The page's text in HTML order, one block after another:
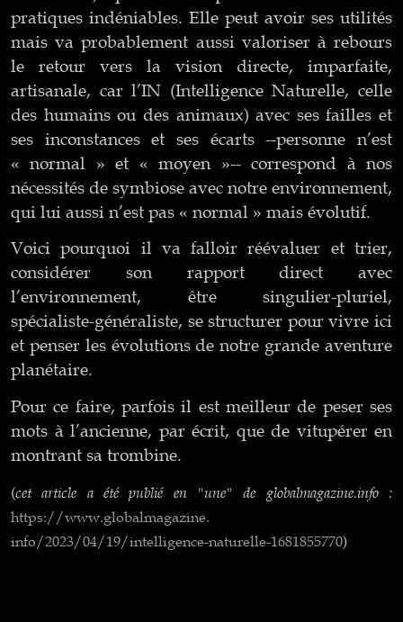
pratiques indéniables. Elle peut avoir ses utilités
mais va probablement aussi valoriser à rebours
le retour vers la vision directe, imparfaite,
artisanale, car l’IN (Intelligence Naturelle, celle
des humains ou des animaux)avec ses failles et
ses inconstances et ses écarts --personne n’est
« normal » et « moyen »-- correspond à nos
nécessités de symbiose avec notre environnement,
qui lui aussi n’est pas « normal » mais évolutif.
Voici pourquoi il va falloir réévaluer et trier,
considérer son rapport direct avec
l’environnement, être singulier-pluriel,
spécialiste-généraliste, se structurer pour vivre ici
et penser les évolutions de notre grande aventure
planétaire.
Pour ce faire, parfois il est meilleur de peser ses
mots à l’ancienne, par écrit, que de vitupérer en
montrant sa trombine.
(cet article a été publié en "une" de globalmagazine.info :
https://www.globalmagazine.
info/2023/04/19/intelligence-naturelle-1681855770)